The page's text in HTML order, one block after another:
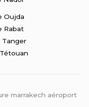
Oujda
Rabat
Tanger
marrakech aéroport